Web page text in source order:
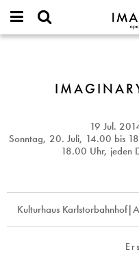
IMAGINARY
open
Neues
Heidelberg
19 Jul.
Sonntag, 20. Juli, 14.00 bis
18.00 Uhr, jeden
Kulturhaus